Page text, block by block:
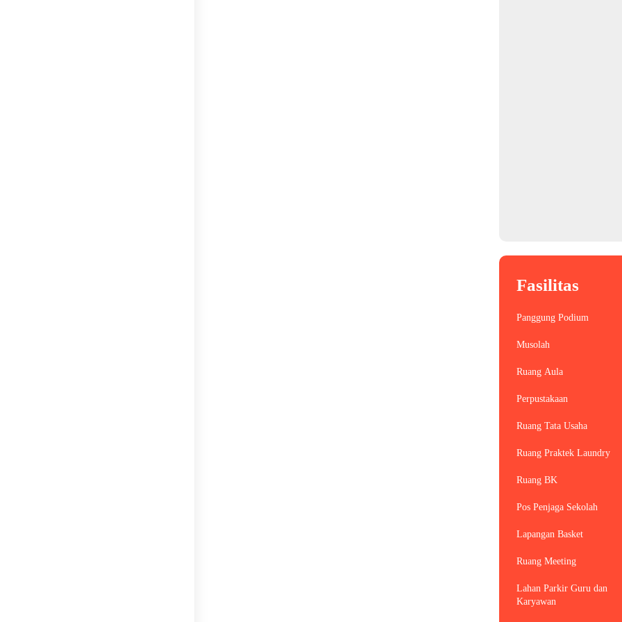
Fasilitas
Panggung Podium
Musolah
Ruang Aula
Perpustakaan
Ruang Tata Usaha
Ruang Praktek Laundry
Ruang BK
Pos Penjaga Sekolah
Lapangan Basket
Ruang Meeting
Lahan Parkir Guru dan
Karyawan